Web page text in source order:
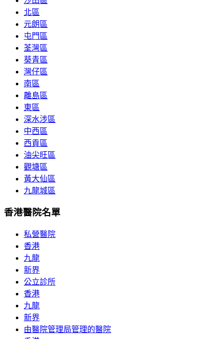
北區
元朗區
屯門區
荃灣區
葵青區
灣仔區
南區
離島區
東區
深水涉區
中西區
西貢區
油尖旺區
觀塘區
黃大仙區
九龍城區
香港醫院名單
私營醫院
香港
九龍
新界
公立診所
香港
九龍
新界
由醫院管理局管理的醫院